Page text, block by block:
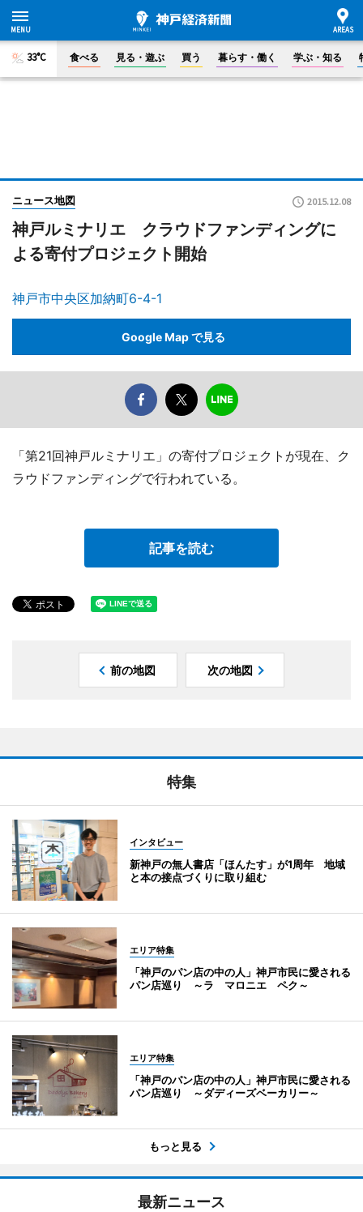
33°C 食べる 見る・遊ぶ 買う 暮らす・働く 学ぶ・知る
ニュース地図 2015.12.08
神戸ルミナリエ クラウドファンディングに
よる寄付プロジェクト開始
神戸市中央区加納町6-4-1
Google Map で見る
「第21回神戸ルミナリエ」の寄付プロジェクトが現在、ク
ラウドファンディングで行われている。
記事を読む
前の地図 次の地図
特集
インタビュー
新神戸の無人書店「ほんたす」が1周年 地域
と本の接点づくりに取り組む
エリア特集
「神戸のパン店の中の人」神戸市民に愛される
パン店巡り ～ラ マロニエ ペク～
エリア特集
「神戸のパン店の中の人」神戸市民に愛される
パン店巡り ～ダディーズベーカリー～
もっと見る
最新ニュース